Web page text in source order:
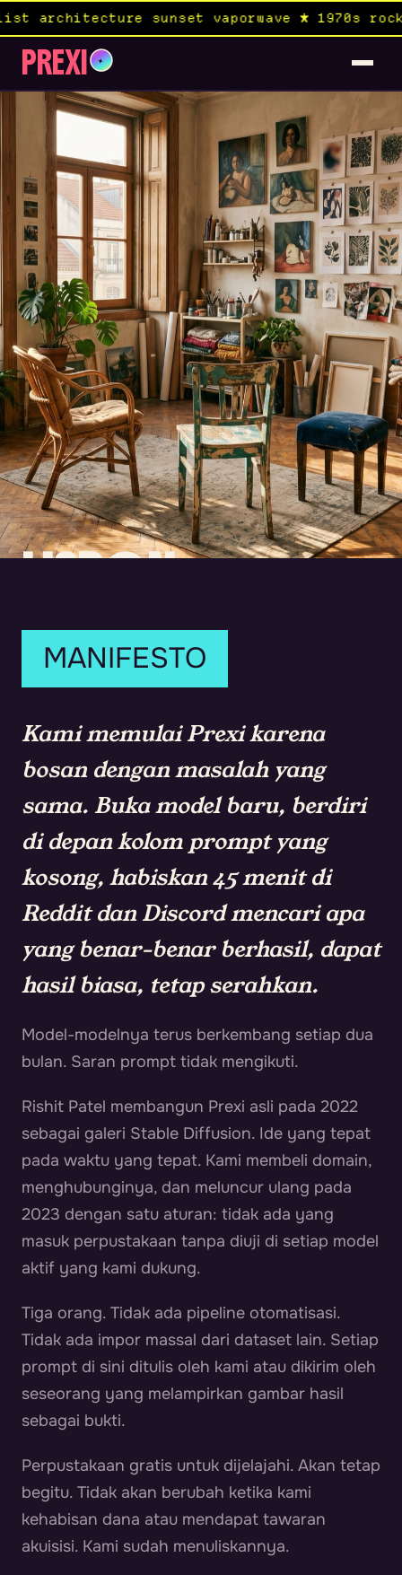
sunset vaporwave ★ 1970s rock
PREXI ✦
LISBON.
TIGA ORANG.
MANIFESTO
Kami memulai Prexi karena
bosan dengan masalah yang
sama. Buka model baru, berdiri
di depan kolom prompt yang
kosong, habiskan 45 menit di
Reddit dan Discord mencari apa
yang benar-benar berhasil, dapat
hasil biasa, tetap serahkan.
Model-modelnya terus berkembang setiap dua
bulan. Saran prompt tidak mengikuti.
Rishit Patel membangun Prexi asli pada 2022
sebagai galeri Stable Diffusion. Ide yang tepat
pada waktu yang tepat. Kami membeli domain,
menghubunginya, dan meluncur ulang pada
2023 dengan satu aturan: tidak ada yang
masuk perpustakaan tanpa diuji di setiap model
aktif yang kami dukung.
Tiga orang. Tidak ada pipeline otomatisasi.
Tidak ada impor massal dari dataset lain. Setiap
prompt di sini ditulis oleh kami atau dikirim oleh
seseorang yang melampirkan gambar hasil
sebagai bukti.
Perpustakaan gratis untuk dijelajahi. Akan tetap
begitu. Tidak akan berubah ketika kami
kehabisan dana atau mendapat tawaran
akuisisi. Kami sudah menuliskannya.